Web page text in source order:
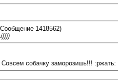
1418562)
собачку заморозишь!!! :ржать: